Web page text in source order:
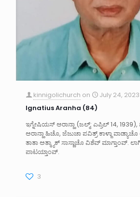
kinnigolichurch on
July 24, 2023
Ignatius Aranha (84)
ಇಗ್ನೇಷಿಯಸ್ ಅರಾನ್ಹಾ (ಜಲ್ಮ್: ಎಪ್ರಿಲ್ 14,
ಅರಾನ್ಹಾ ಹಿಚೊ, ಜೆಜುಚಾ ಪವಿತ್ರ್ ಕಾಳ್ಜಾ
ತಾತಾ ಅತ್ಮ್ಯಾಕ್ ಸಾಸ್ಣಾಚೊ ವಿಶೆವ್ ಮಾಗ್ತಾಂವ್.
ಪಾಟಯ್ತಾಂವ್.
3